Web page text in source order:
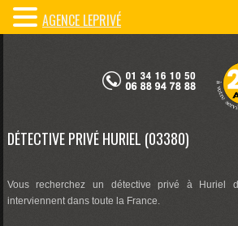
DÉTECTIVE PRIVÉ HURIEL (03380)
Vous recherchez un détective privé à Huriel
interviennent dans toute la France.
AGENCE LEPRIVÉ